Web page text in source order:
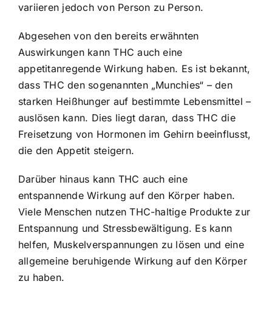
variieren jedoch von Person zu Person.
Abgesehen von den bereits erwähnten
Auswirkungen kann THC auch eine
appetitanregende Wirkung haben. Es ist bekannt,
dass THC den sogenannten „Munchies“ – den
starken Heißhunger auf bestimmte Lebensmittel –
auslösen kann. Dies liegt daran, dass THC die
Freisetzung von Hormonen im Gehirn beeinflusst,
die den Appetit steigern.
Darüber hinaus kann THC auch eine
entspannende Wirkung auf den Körper haben.
Viele Menschen nutzen THC-haltige Produkte zur
Entspannung und Stressbewältigung. Es kann
helfen, Muskelverspannungen zu lösen und eine
allgemeine beruhigende Wirkung auf den Körper
zu haben.